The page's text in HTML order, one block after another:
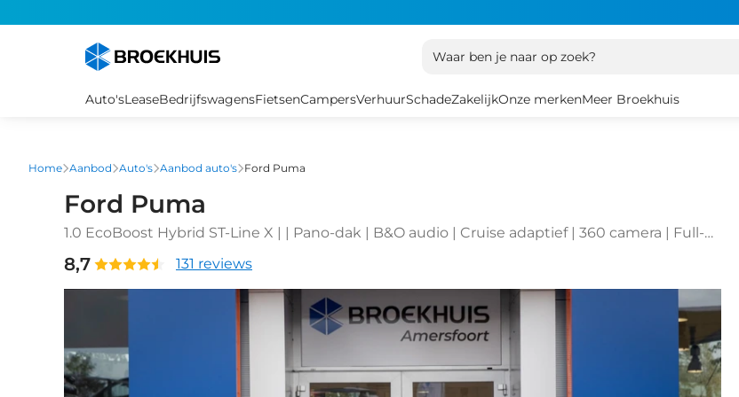
Waar ben je naar op zoek?
Auto'sLeaseBedrijfswagensFietsenCampersVerhuurSchadeZakelijkOnze merkenMeer Broekhuis
Home Aanbod Auto's Aanbod auto's Ford Puma
Ford Puma
1.0 EcoBoost Hybrid ST-Line X | | Pano-dak | B&O audio | Cruise adaptief | 360 camera | Full-
Auto|telefoonintegratie premium | Cruise control adaptief
8,7 131 reviews